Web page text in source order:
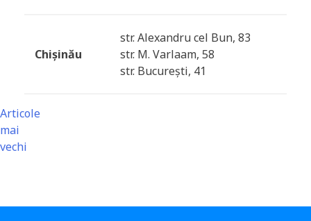
Chișinău
str. Alexandru cel Bun, 83
str. M. Varlaam, 58
str. București, 41
Navigare
în
Articole
mai
vechi